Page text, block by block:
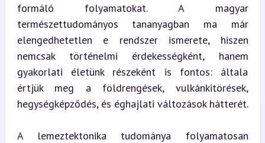
formáló folyamatokat. A magyar
természettudományos tananyagban ma már
elengedhetetlen e rendszer ismerete, hiszen
nemcsak történelmi érdekességként, hanem
gyakorlati életünk részeként is fontos: általa
értjük meg a földrengések, vulkánkitörések,
hegységképződés, és éghajlati változások hátterét.
A lemeztektonika tudománya folyamatosan